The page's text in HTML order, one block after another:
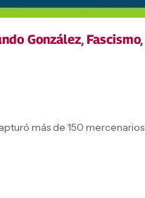
González, Fascismo,
más de 150 mercenarios